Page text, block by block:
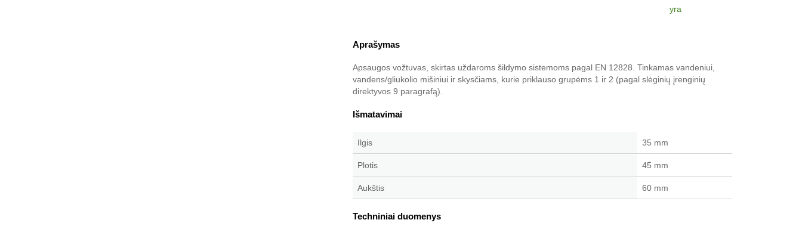
yra
Aprašymas
Apsaugos vožtuvas, skirtas uždaroms šildymo sistemoms pagal EN 12828. Tinkamas vandeniui,
vandens/gliukolio mišiniui ir skysčiams, kurie priklauso grupėms 1 ir 2 (pagal slėginių įrenginių
direktyvos 9 paragrafą).
Išmatavimai
Ilgis 35 mm
Plotis 45 mm
Aukštis 60 mm
Techniniai duomenys